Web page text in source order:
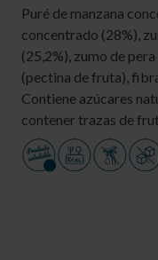
Puré de manzana
concentrado (28%),
(25,2%), zumo de
(pectina de fruta),
Contiene azúcares
contener trazas de